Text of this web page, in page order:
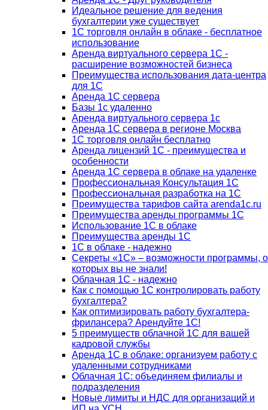
Идеальное решение для ведения
бухгалтерии уже существует
1С торговля онлайн в облаке - бесплатное
использование
Аренда виртуального сервера 1С -
расширение возможностей бизнеса
Преимущества использования дата-центра
для 1С
Аренда 1С сервера
Базы 1с удаленно
Аренда виртуального сервера 1с
Аренда 1С сервера в регионе Москва
1С торговля онлайн бесплатно
Аренда лицензий 1С - преимущества и
особенности
Аренда 1С сервера в облаке на удаленке
Профессиональная Консультация 1С
Профессиональная разработка на 1С
Преимущества тарифов сайта arenda1c.ru
Преимущества аренды программы 1С
Использование 1С в облаке
Преимущества аренды 1С
1С в облаке - надежно
Секреты «1С» – возможности программы, о
которых вы не знали!
Облачная 1С - надежно
Как с помощью 1С контролировать работу
бухгалтера?
Как оптимизировать работу бухгалтера-
фрилансера? Арендуйте 1С!
5 преимуществ облачной 1С для вашей
кадровой службы
Аренда 1С в облаке: организуем работу с
удаленными сотрудниками
Облачная 1С: объединяем филиалы и
подразделения
Новые лимиты и НДС для организаций и